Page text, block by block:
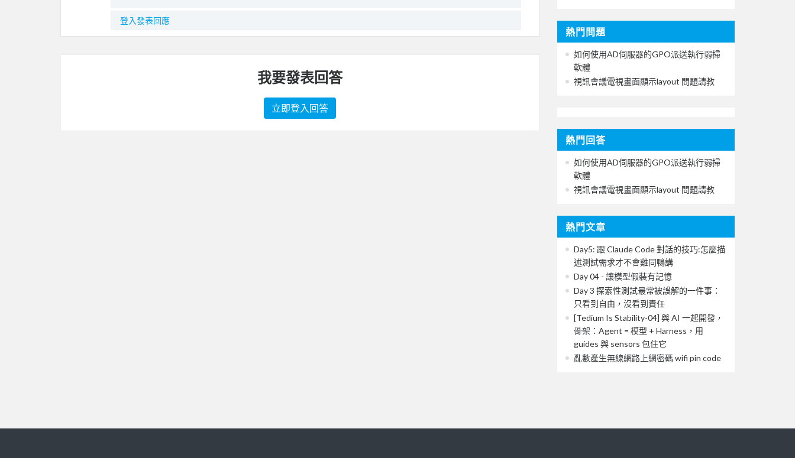
登入發表回應
我要發表回答
立即登入回答
熱門問題
如何使用AD伺服器的GPO派送執行弱掃
軟體
視訊會議電視畫面顯示layout 問題請教
熱門回答
如何使用AD伺服器的GPO派送執行弱掃
軟體
視訊會議電視畫面顯示layout 問題請教
熱門文章
Day5: 跟 Claude Code 對話的技巧:怎麼描
述測試需求才不會雞同鴨講
Day 04 - 讓模型假裝有記憶
Day 3 探索性測試最常被誤解的一件事：
只看到自由，沒看到責任
[Tedium Is Stability-04] 與 AI 一起開發，
骨架：Agent = 模型 + Harness，用
guides 與 sensors 包住它
亂數產生無線網路上網密碼 wifi pin code